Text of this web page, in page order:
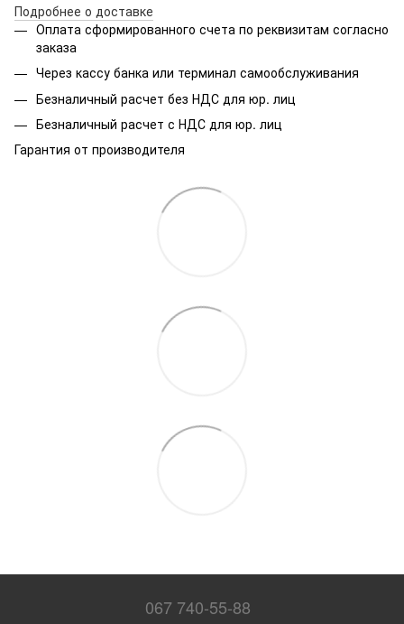
Подробнее о доставке
Оплата сформированного счета по реквизитам согласно
заказа
Через кассу банка или терминал самообслуживания
Безналичный расчет без НДС для юр. лиц
Безналичный расчет с НДС для юр. лиц
Гарантия от производителя
067 740-55-88